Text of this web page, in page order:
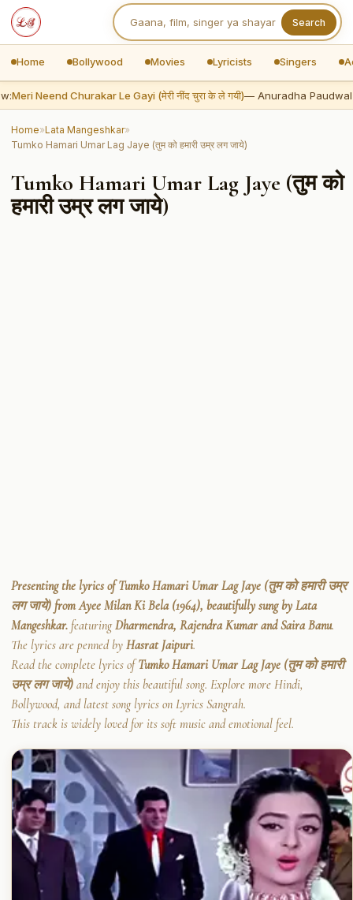
Search
Home Bollywood Movies Lyricists Singers
Meri Neend Churakar Le Gayi (मेरी नींद चुरा के ले गयी)— Anuradha Paudwal
Home»Lata Mangeshkar»
Tumko Hamari Umar Lag Jaye (तुम को हमारी उम्र लग जाये)
Tumko Hamari Umar Lag Jaye (तुम को
हमारी उम्र लग जाये)
Presenting the lyrics of Tumko Hamari Umar Lag Jaye (तुम को हमारी उम्र
लग जाये) from Ayee Milan Ki Bela (1964), beautifully sung by Lata
Mangeshkar. featuringDharmendra, Rajendra Kumar and Saira Banu.
The lyrics are penned by Hasrat Jaipuri.
Read the complete lyrics ofTumko Hamari Umar Lag Jaye (तुम को हमारी
उम्र लग जाये) and enjoy this beautiful song. Explore more Hindi,
Bollywood, and latest song lyrics on Lyrics Sangrah.
This track is widely loved for its soft music and emotional feel.